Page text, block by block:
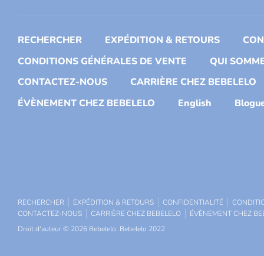
RECHERCHER EXPÉDITION & RETOURS
CONDITIONS GÉNÉRALES DE VENTE
QUI
CONTACTEZ-NOUS
CARRIÈRE CHEZ BEBELELO
ÉVÈNEMENT CHEZ BEBELELO
English
RECHERCHER EXPÉDITION & RETOURS CONFIDENTIALITÉ
CONTACTEZ-NOUS
CARRIÈRE CHEZ BEBELELO
ÉVÈNEMENT CHEZ
Droit d'auteur © 2026 Bebelelo. Bebelelo 2022